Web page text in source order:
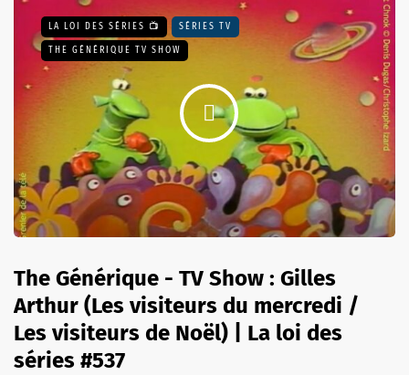
LA LOI DES SÉRIES 📺 SÉRIES TV
THE GÉNÉRIQUE TV SHOW
The Générique - TV Show : Gilles
Arthur (Les visiteurs du mercredi /
Les visiteurs de Noël) | La loi des
séries #537